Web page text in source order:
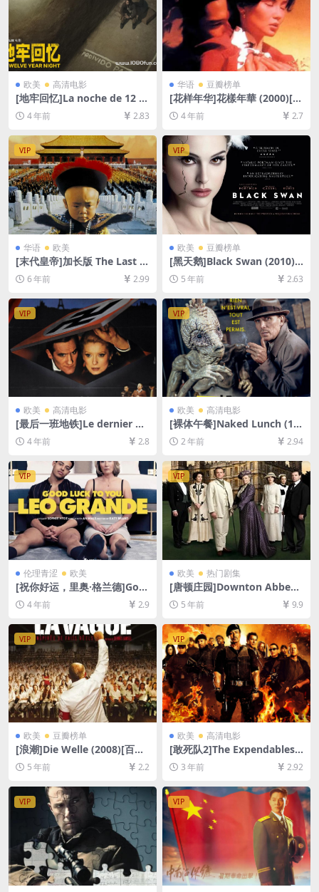
欧美 高清电影
[地牢回忆]La noche de 12 a
ños (2018)[百度网盘+迅雷云
盘资源1080P超清未删减][MP
4/7.3GB][中文字幕]
4 年前 2.83
华语 豆瓣榜单
[花样年华]花樣年華 (2000)[百
度网盘+迅雷云盘资源1080P
超清未删减][MP4/6.2GB][粤
语中字]
4 年前 2.7
VIP
华语 欧美
[末代皇帝]加长版 The Last E
mperor (1987)[百度网盘+夸
克网盘+迅雷云盘资源1080P
英字幕]
6 年前 2.99
VIP
欧美 豆瓣榜单
[黑天鹅]Black Swan (2010)
[百度网盘+迅雷云盘资源1080
P超清未删减][MP4/6.7GB][中
5 年前 2.63
VIP
欧美 高清电影
[最后一班地铁]Le dernier m
étro (1980)[百度网盘+迅雷云
盘资源1080P超清未删减][MP
4/8.6GB][中文字幕]
4 年前 2.8
VIP
欧美 高清电影
[裸体午餐]Naked Lunch (19
91)[百度网盘+夸克网盘1080P
超清未删减资源][网盘在线播
放/下载][MP4/8.6GB][中文字
幕]
2 年前 2.94
VIP
伦理青涩 欧美
[祝你好运，里奥·格兰德]Goo
d Luck to You, Leo Grande
(2022)[百度网盘+迅雷云盘资
源1080P超清未删减][MP4/5.
9GB][中文字幕]【手机无法在
线播放，请下载防和谐压缩包
（含解压密码）】
4 年前 2.9
VIP
欧美 热门剧集
[唐顿庄园]Downton Abbey
(全6季)[百度网盘+迅雷云盘资
源1080P超清未删减][MP4/82
GB][中英字幕]
5 年前 9.9
VIP
欧美 豆瓣榜单
[浪潮]Die Welle (2008)[百度
网盘+迅雷云盘资源1080P超
清][MP4/5.1GB][英语中字]
5 年前 2.2
VIP
欧美 高清电影
[敢死队2]The Expendables 2
(2012)[百度网盘+迅雷云盘资
源1080P超清未删减][MP4/6
GB][中英字幕]
3 年前 2.92
VIP VIP